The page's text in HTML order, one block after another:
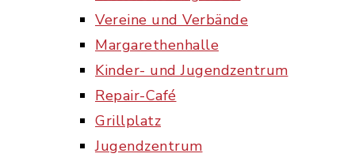
Vereine und Verbände
Margarethenhalle
Kinder- und Jugendzentrum
Repair-Café
Grillplatz
Jugendzentrum